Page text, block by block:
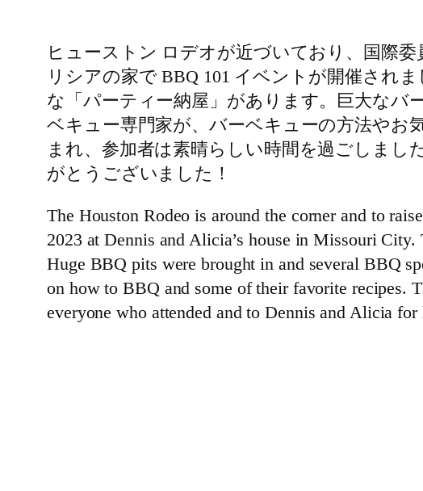
ヒューストン ロデオが近づいており、国際
リシアの家で BBQ 101 イベントが開催され
な「パーティー納屋」があります。巨大なバ
ベキュー専門家が、バーベキューの方法やお
まれ、参加者は素晴らしい時間を過ごしま
がとうございました！
The Houston Rodeo is around the corner and to
2023 at Dennis and Alicia’s house in Missouri City.
Huge BBQ pits were brought in and several BBQ
on how to BBQ and some of their favorite recipes.
everyone who attended and to Dennis and Alicia for